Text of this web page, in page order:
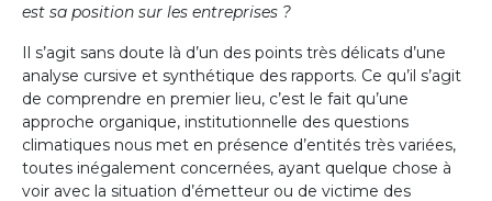
est sa position sur les entreprises ?
Il s’agit sans doute là d’un des points très délicats d’une
analyse cursive et synthétique des rapports. Ce qu’il s’agit
de comprendre en premier lieu, c’est le fait qu’une
approche organique, institutionnelle des questions
climatiques nous met en présence d’entités très variées,
toutes inégalement concernées, ayant quelque chose à
voir avec la situation d’émetteur ou de victime des